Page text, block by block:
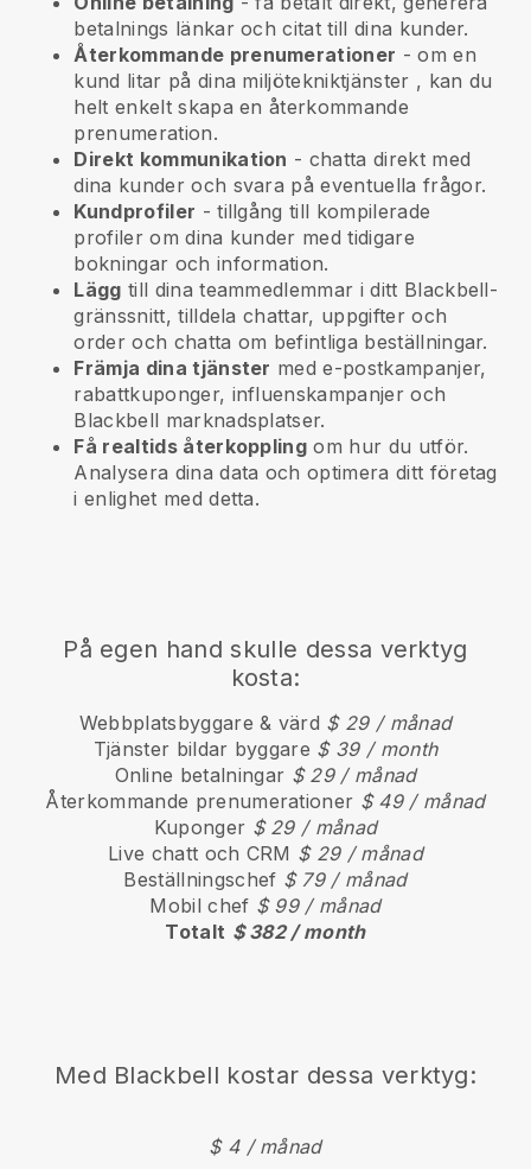
betalnings länkar och citat till dina kunder.
Återkommande prenumerationer -om en
kund litar på dina miljötekniktjänster , kan du
helt enkelt skapa en återkommande
prenumeration.
Direkt kommunikation - chatta direkt med
dina kunder och svara på eventuella frågor.
Kundprofiler - tillgång till kompilerade
profiler om dina kunder med tidigare
bokningar och information.
Lägg till dina teammedlemmar i ditt Blackbell-
gränssnitt, tilldela chattar, uppgifter och
order och chatta om befintliga beställningar.
Främja dina tjänster med e-postkampanjer,
rabattkuponger, influenskampanjer och
Blackbell marknadsplatser.
Få realtids återkoppling om hur du utför.
Analysera dina data och optimera ditt företag
i enlighet med detta.
På egen hand skulle dessa verktyg
kosta:
Webbplatsbyggare & värd $ 29 / månad
Tjänster bildar byggare $ 39 / month
Online betalningar $ 29 / månad
Återkommande prenumerationer $ 49 / månad
Kuponger $ 29 / månad
Live chatt och CRM $ 29 / månad
Beställningschef $ 79 / månad
Mobil chef $ 99 / månad
Totalt $ 382 / month
Med Blackbell kostar dessa verktyg:
$ 4 / månad